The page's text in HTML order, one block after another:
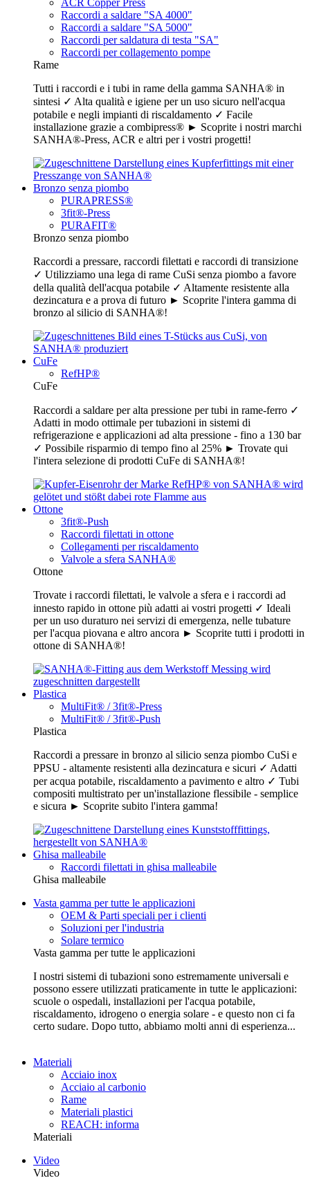
ACR Copper Press
Raccordi a saldare "SA 4000"
Raccordi a saldare "SA 5000"
Raccordi per saldatura di testa "SA"
Raccordi per collagemento pompe
Rame
Tutti i raccordi e i tubi in rame della gamma SANHA® in
sintesi ✓ Alta qualità e igiene per un uso sicuro nell'acqua
potabile e negli impianti di riscaldamento ✓ Facile
installazione grazie a combipress® ► Scoprite i nostri marchi
SANHA®-Press, ACR e altri per i vostri progetti!
Bronzo senza piombo
PURAPRESS®
3fit®-Press
PURAFIT®
Bronzo senza piombo
Raccordi a pressare, raccordi filettati e raccordi di transizione
✓ Utilizziamo una lega di rame CuSi senza piombo a favore
della qualità dell'acqua potabile ✓ Altamente resistente alla
dezincatura e a prova di futuro ► Scoprite l'intera gamma di
bronzo al silicio di SANHA®!
CuFe
RefHP®
CuFe
Raccordi a saldare per alta pressione per tubi in rame-ferro ✓
Adatti in modo ottimale per tubazioni in sistemi di
refrigerazione e applicazioni ad alta pressione - fino a 130 bar
✓ Possibile risparmio di tempo fino al 25% ► Trovate qui
l'intera selezione di prodotti CuFe di SANHA®!
Ottone
3fit®-Push
Raccordi filettati in ottone
Collegamenti per riscaldamento
Valvole a sfera SANHA®
Ottone
Trovate i raccordi filettati, le valvole a sfera e i raccordi ad
innesto rapido in ottone più adatti ai vostri progetti ✓ Ideali
per un uso duraturo nei servizi di emergenza, nelle tubature
per l'acqua piovana e altro ancora ► Scoprite tutti i prodotti in
ottone di SANHA®!
Plastica
MultiFit® / 3fit®-Press
MultiFit® / 3fit®-Push
Plastica
Raccordi a pressare in bronzo al silicio senza piombo CuSi e
PPSU - altamente resistenti alla dezincatura e sicuri ✓ Adatti
per acqua potabile, riscaldamento a pavimento e altro ✓ Tubi
compositi multistrato per un'installazione flessibile - semplice
e sicura ► Scoprite subito l'intera gamma!
Ghisa malleabile
Raccordi filettati in ghisa malleabile
Ghisa malleabile
Vasta gamma per tutte le applicazioni
OEM & Parti speciali per i clienti
Soluzioni per l'industria
Solare termico
Vasta gamma per tutte le applicazioni
I nostri sistemi di tubazioni sono estremamente universali e
possono essere utilizzati praticamente in tutte le applicazioni:
scuole o ospedali, installazioni per l'acqua potabile,
riscaldamento, idrogeno o energia solare - e questo non ci fa
certo sudare. Dopo tutto, abbiamo molti anni di esperienza...
Materiali
Acciaio inox
Acciaio al carbonio
Rame
Materiali plastici
REACH: informa
Materiali
Video
Video